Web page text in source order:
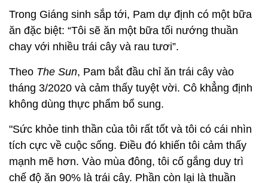
Trong Giáng sinh sắp tới, Pam dự định có một bữa
ăn đặc biệt: “Tôi sẽ ăn một bữa tối nướng thuần
chay với nhiều trái cây và rau tươi”.
Theo The Sun, Pam bắt đầu chỉ ăn trái cây vào
tháng 3/2020 và cảm thấy tuyệt vời. Cô khẳng định
không dùng thực phẩm bổ sung.
"Sức khỏe tinh thần của tôi rất tốt và tôi có cái nhìn
tích cực về cuộc sống. Điều đó khiến tôi cảm thấy
mạnh mẽ hơn. Vào mùa đông, tôi cố gắng duy trì
chế độ ăn 90% là trái cây. Phần còn lại là thuần